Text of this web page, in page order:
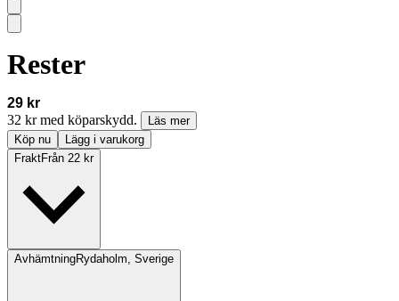
Rester
29 kr
32 kr med köparskydd.
Läs mer
Köp nu
Lägg i varukorg
FraktFrån 22 kr
AvhämtningRydaholm, Sverige